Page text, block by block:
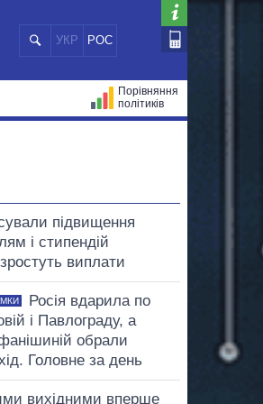
УКР РОС
Порівняння
політиків
підвищення
і стипендій
виплати
Росія вдарила по
і Павлограду, а
обрали
Головне за день
вихідними вперше